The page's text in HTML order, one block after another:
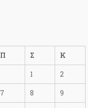
Π Σ Κ
1 2
7 8 9